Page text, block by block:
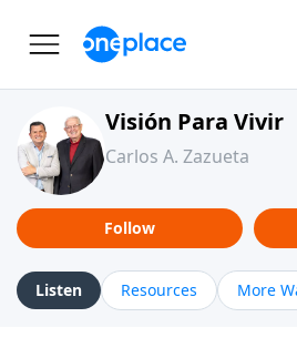
Visión Para Vivir
Carlos A. Zazueta
Follow
Listen Resources More